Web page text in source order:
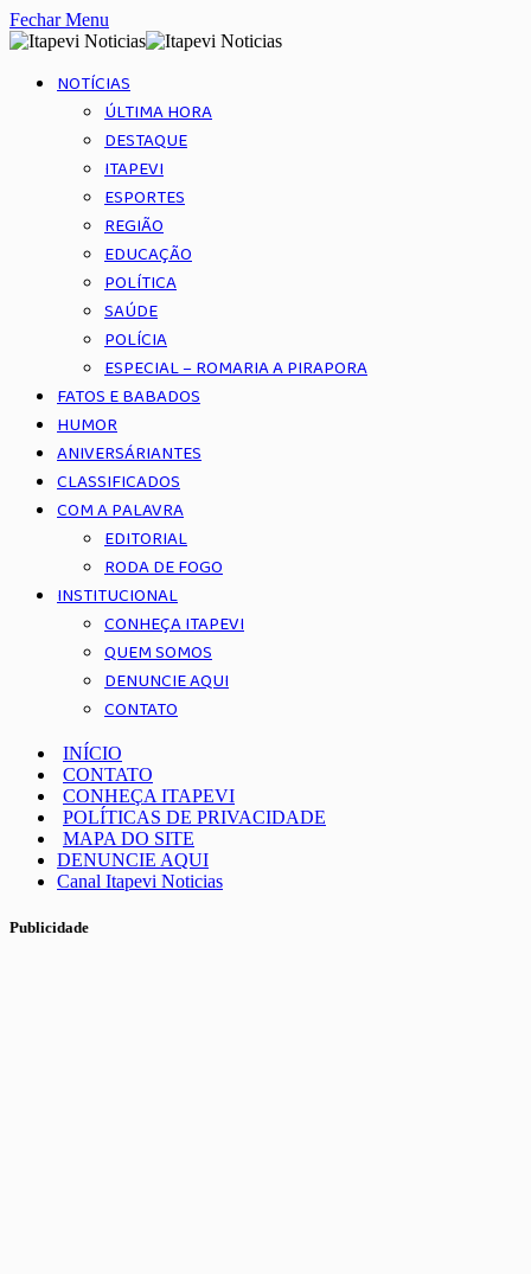
Fechar Menu
NOTÍCIAS
ÚLTIMA HORA
DESTAQUE
ITAPEVI
ESPORTES
REGIÃO
EDUCAÇÃO
POLÍTICA
SAÚDE
POLÍCIA
ESPECIAL – ROMARIA A PIRAPORA
FATOS E BABADOS
HUMOR
ANIVERSÁRIANTES
CLASSIFICADOS
COM A PALAVRA
EDITORIAL
RODA DE FOGO
INSTITUCIONAL
CONHEÇA ITAPEVI
QUEM SOMOS
DENUNCIE AQUI
CONTATO
INÍCIO
CONTATO
CONHEÇA ITAPEVI
POLÍTICAS DE PRIVACIDADE
MAPA DO SITE
DENUNCIE AQUI
Canal Itapevi Noticias
Publicidade